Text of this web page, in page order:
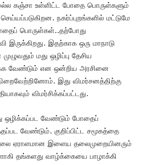
கஞ்சா உள்ளிட்ட போதை பொருள்களும்
நகர்ப்புறங்களில் மட்டுமே
பொருள்கள்..தற்போது
இருக்கிறது. இதற்காக ஒரு மாநாடு
மது ஒழிப்பு தேசிய
வேண்டும் என ஒன்றிய அரசினை
இது விமர்சனத்திற்கு
விமர்சிக்கப்பட்டது.
ஒழிக்கப்பட வேண்டும் போதைப்
வேண்டும். குறிப்பிட்ட சமூகத்தை
ஏராளமான இளைய தலைமுறையினரும்
தங்களது வாழ்க்கையை பாழாக்கி